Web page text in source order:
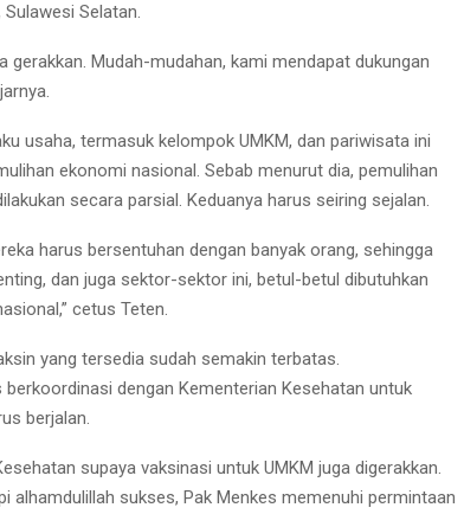
Selatan.
gerakkan. Mudah-mudahan, kami mendapat dukungan
usaha, termasuk kelompok UMKM, dan pariwisata ini
ekonomi nasional. Sebab menurut dia, pemulihan
secara parsial. Keduanya harus seiring sejalan.
harus bersentuhan dengan banyak orang, sehingga
dan juga sektor-sektor ini, betul-betul dibutuhkan
cetus Teten.
yang tersedia sudah semakin terbatas.
dengan Kementerian Kesehatan untuk
berjalan.
supaya vaksinasi untuk UMKM juga digerakkan.
alhamdulillah sukses, Pak Menkes memenuhi permintaan